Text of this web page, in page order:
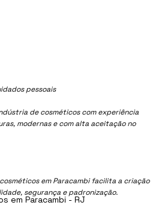
pessoais
de cosméticos com experiência
modernas e com alta aceitação no
em Paracambi facilita a criação
segurança e padronização.
em Paracambi - RJ